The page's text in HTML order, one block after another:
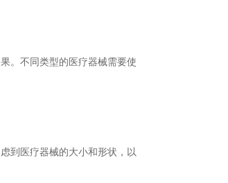
。不同类型的医疗器械需要使
到医疗器械的大小和形状，以